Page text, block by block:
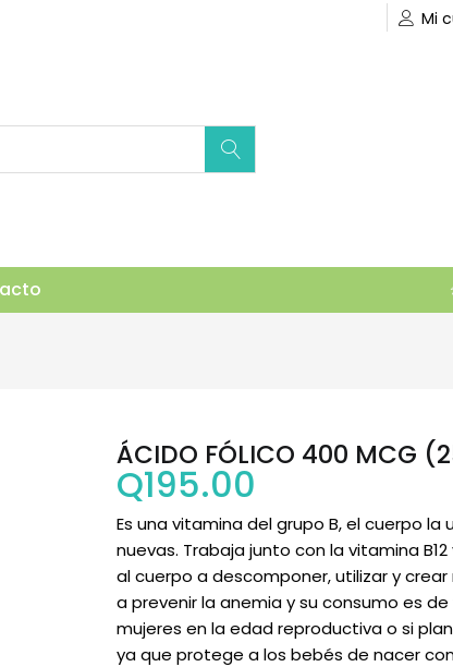
Mi
ÁCIDO FÓLICO 400 MCG
Q195.00
Es una vitamina del grupo B, el cuerpo la
nuevas. Trabaja junto con la vitamina
al cuerpo a descomponer, utilizar y
a prevenir la anemia y su consumo es
mujeres en la edad reproductiva o si
ya que protege a los bebés de nacer